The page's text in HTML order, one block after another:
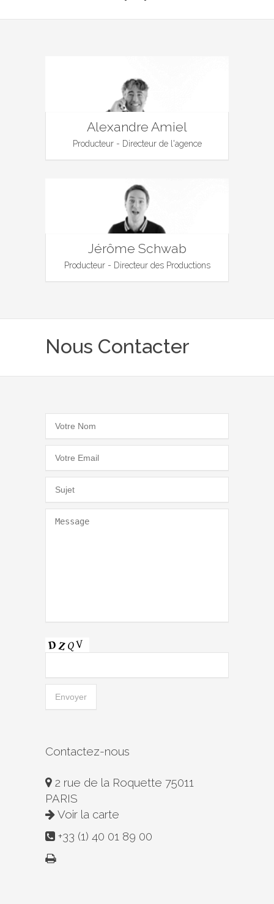
Alexandre Amiel
Producteur - Directeur de l'agence
Jérôme Schwab
Producteur - Directeur des Productions
Nous Contacter
Contactez-nous
2 rue de la Roquette 75011
PARIS
Voir la carte
+33 (1) 40 01 89 00